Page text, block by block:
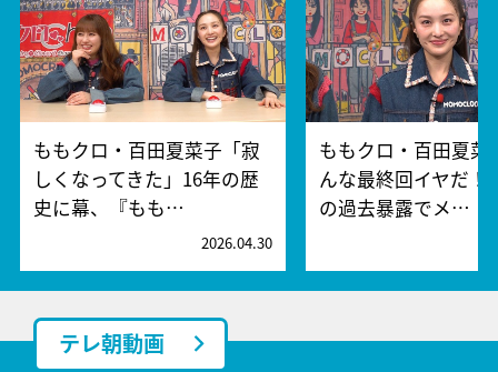
ももクロ・百田夏菜子「寂
しくなってきた」16年の歴
史に幕、『もも…
2026.04.30
ももクロ・百田夏菜
んな最終回イヤだ！
の過去暴露でメ…
テレ朝動画